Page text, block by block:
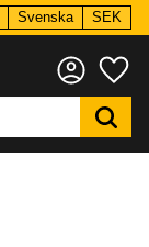
Svenska SEK